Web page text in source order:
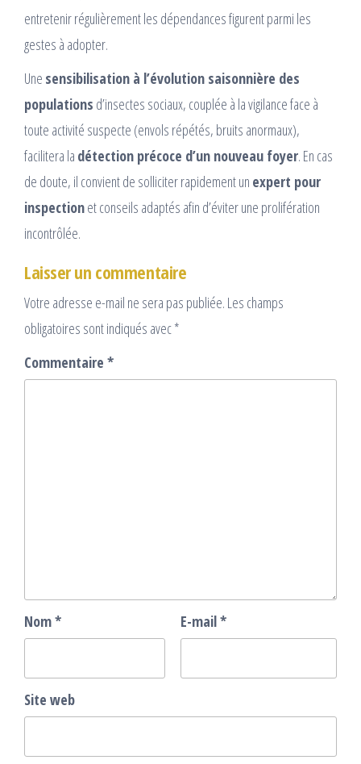
entretenir régulièrement les dépendances figurent parmi les
gestes à adopter.
Une sensibilisation à l’évolution saisonnière des
populations d’insectes sociaux, couplée à la vigilance face à
toute activité suspecte (envols répétés, bruits anormaux),
facilitera la détection précoce d’un nouveau foyer. En cas
de doute, il convient de solliciter rapidement un expert pour
inspectionet conseils adaptés afin d’éviter une prolifération
incontrôlée.
Laisser un commentaire
Votre adresse e-mail ne sera pas publiée. Les champs
obligatoires sont indiqués avec*
Commentaire *
Nom* E-mail*
Site web